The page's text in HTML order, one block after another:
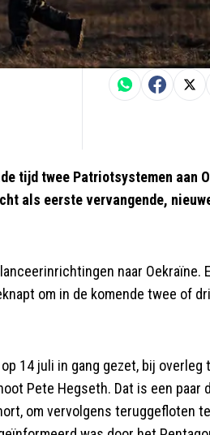
tijd twee Patriotsystemen aan
als eerste vervangende,
naar
om in de komende twee of
14 juli in gang gezet, bij
Pete Hegseth. Dat is een paar
om vervolgens teruggefloten